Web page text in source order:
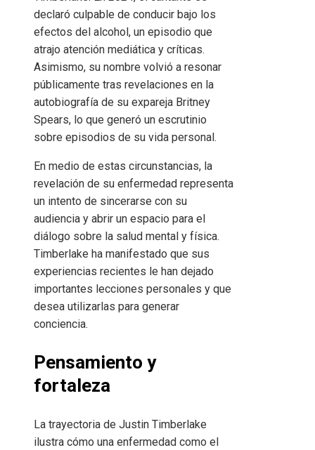
declaró culpable de conducir bajo los
efectos del alcohol, un episodio que
atrajo atención mediática y críticas.
Asimismo, su nombre volvió a resonar
públicamente tras revelaciones en la
autobiografía de su expareja Britney
Spears, lo que generó un escrutinio
sobre episodios de su vida personal.
En medio de estas circunstancias, la
revelación de su enfermedad representa
un intento de sincerarse con su
audiencia y abrir un espacio para el
diálogo sobre la salud mental y física.
Timberlake ha manifestado que sus
experiencias recientes le han dejado
importantes lecciones personales y que
desea utilizarlas para generar
conciencia.
Pensamiento y
fortaleza
La trayectoria de Justin Timberlake
ilustra cómo una enfermedad como el